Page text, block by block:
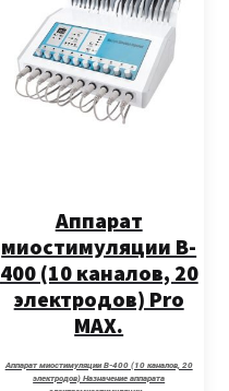
Аппарат
миостимуляции B-
400 (10 каналов, 20
электродов) Pro
MAX.
Аппарат миостимуляции B-400 (10 каналов, 20
электродов) Назначение аппарата